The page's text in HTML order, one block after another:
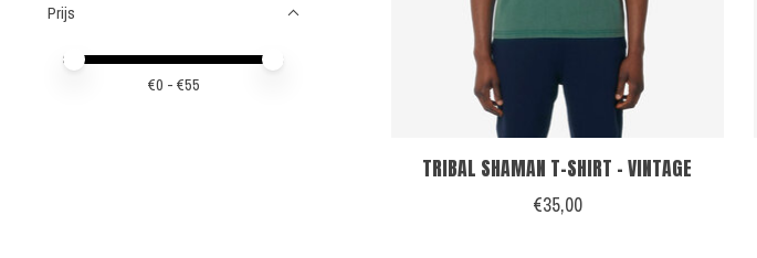
Prijs
Minimale prijswaarde
Price maximum value
€0 - €55
TRIBAL SHAMAN T-SHIRT - VINTAGE
€35,00